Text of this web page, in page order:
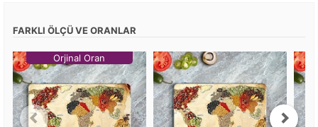
FARKLI ÖLÇÜ VE ORANLAR
Orjinal Oran